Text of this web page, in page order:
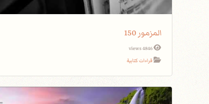
المزمور 150
4846 views
قراءات كتابية